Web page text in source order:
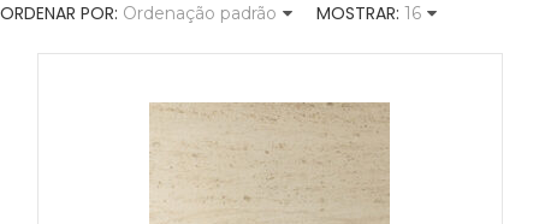
ORDENAR POR: Ordenação padrão MOSTRAR: 16